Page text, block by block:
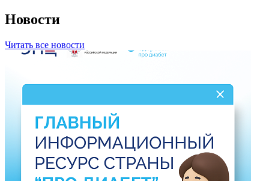
Новости
Читать все новости